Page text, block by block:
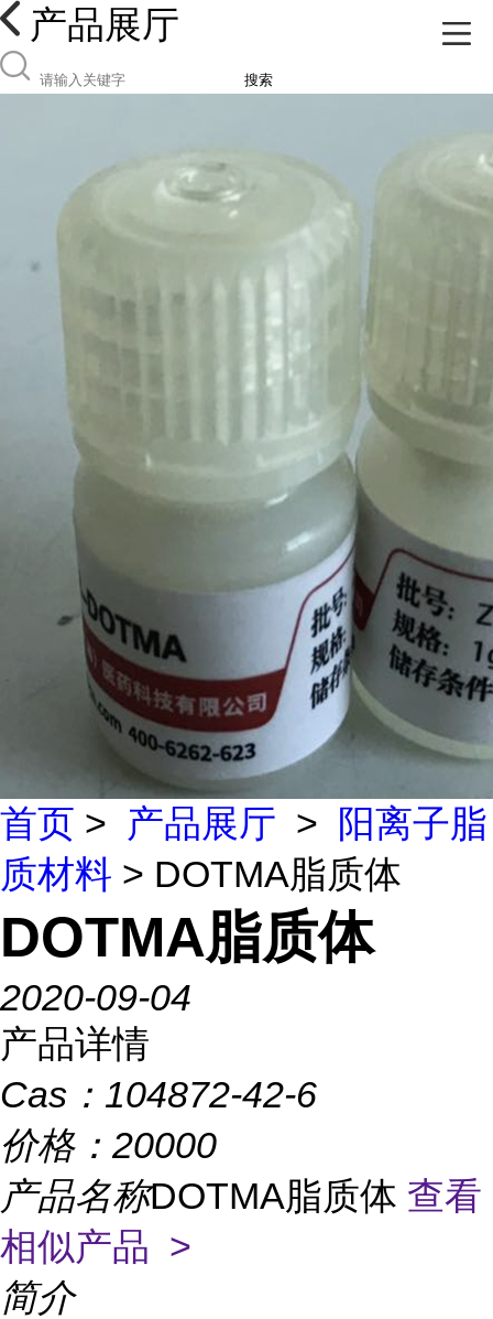
产品展厅
搜索
首页 > 产品展厅 >
阳离子脂
质材料 > DOTMA脂质体
DOTMA脂质体
2020-09-04
产品详情
Cas： 104872-42-6
价格： 20000
产品名称DOTMA脂质体 查看
相似产品 >
简介